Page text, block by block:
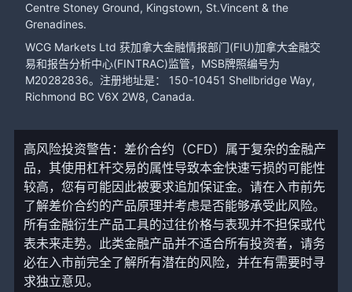
Centre Stoney Ground, Kingstown, St.Vincent & the
Grenadines.
WCG Markets Ltd 获加拿大金融情报部门(FIU)加拿大金融交
易和报告分析中心(FINTRAC)监管，MSB牌照编号为
M20282836。注册地址是： 150-10451 Shellbridge Way,
Richmond BC V6X 2W8, Canada.
高风险投资警告：差价合约（CFD）属于复杂的金融产
品，其使用杠杆交易的属性导致本金快速亏损的可能性
较高，您有可能因此被要求追加保证金。请在入市前先
了解差价合约的产品原理并考虑是否能够承受此风险。
所有金融衍生产品工具的过往价格与表现并不担保或代
表未来走势。此类金融产品并不适合所有投资者，请务
必在入市前完全了解所有潜在的风险，并在有需要时寻
求独立意见。